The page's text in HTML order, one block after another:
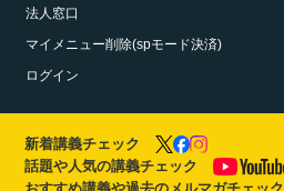
法人窓口
マイメニュー削除(spモード決済)
ログイン
新着講義チェック
話題や人気の講義チェック